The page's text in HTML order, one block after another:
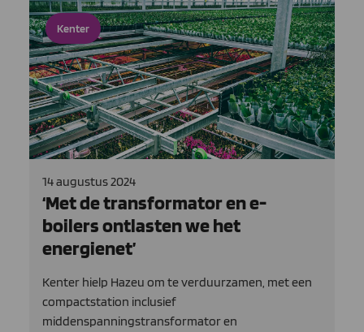
Kenter
14 augustus 2024
‘Met de transformator en e-
boilers ontlasten we het
energienet’
Kenter hielp Hazeu om te verduurzamen, met een
compactstation inclusief
middenspanningstransformator en